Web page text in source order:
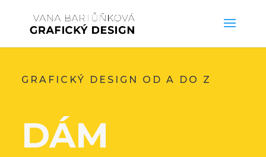
GRAFICKÝ DESIGN OD A DO Z
DÁM